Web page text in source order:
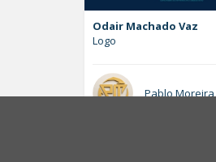
Odair Machado Vaz
Logo
Pablo Moreira